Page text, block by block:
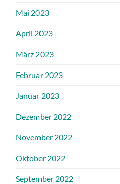
Mai 2023
April 2023
März 2023
Februar 2023
Januar 2023
Dezember 2022
November 2022
Oktober 2022
September 2022